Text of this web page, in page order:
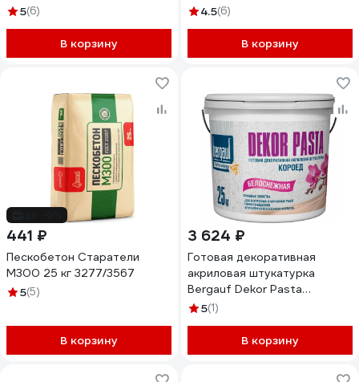
5(6)
В корзину
00000007446
4.5(6)
В корзину
441 ₽
Пескобетон Старатели
М300 25 кг 3277/3567
5(5)
В корзину
3 624 ₽
Готовая декоративная
акриловая штукатурка
Bergauf Dekor Pasta
(короед; 2 мм; 25 кг) 52541
5(1)
В корзину